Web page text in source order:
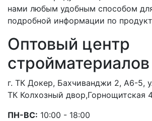
нами любым удобным способом
подробной информации по
Оптовый центр
стройматериалов
г. ТК Докер, Бахчиванджи 2, А6-5,
ТК Колхозный двор,Горнощитская
ПН-ВС: 10:00 - 18:00